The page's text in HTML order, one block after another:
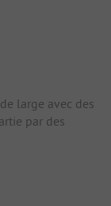
large avec des
par des